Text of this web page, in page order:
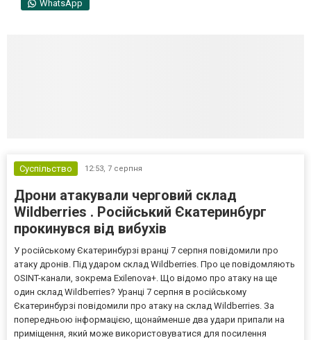
WhatsApp
Суспільство 12:53, 7 серпня
Дрони атакували черговий склад
Wildberries . Російський Єкатеринбург
прокинувся від вибухів
У російському Єкатеринбурзі вранці 7 серпня повідомили про
атаку дронів. Під ударом склад Wildberries. Про це повідомляють
OSINT-канали, зокрема Exilenova+. Що відомо про атаку на ще
один склад Wildberries? Уранці 7 серпня в російському
Єкатеринбурзі повідомили про атаку на склад Wildberries. За
попередньою інформацією, щонайменше два удари припали на
приміщення, який може використовуватися для посилення